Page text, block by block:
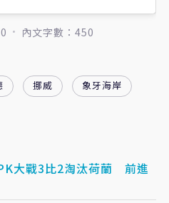
內文字數：450
挪威 象牙海岸
大戰3比2淘汰荷蘭 前進